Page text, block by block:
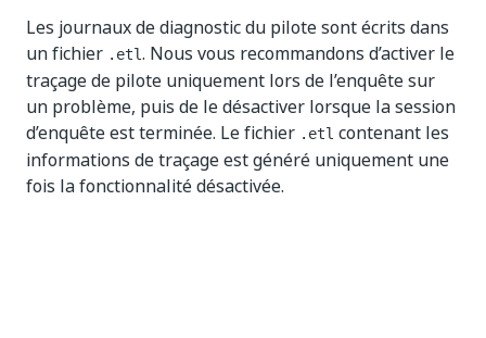
Les journaux de diagnostic du pilote sont écrits dans
un fichier .etl. Nous vous recommandons d’activer le
traçage de pilote uniquement lors de l’enquête sur
un problème, puis de le désactiver lorsque la session
d’enquête est terminée. Le fichier .etl contenant les
informations de traçage est généré uniquement une
fois la fonctionnalité désactivée.